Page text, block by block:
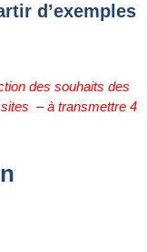
d’exemples
des souhaits des
– à transmettre 4